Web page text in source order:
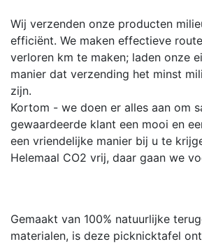
Wij verzenden onze producten
efficiënt. We maken effectieve
verloren km te maken; laden onze
manier dat verzending het minst
zijn.
Kortom - we doen er alles aan om
gewaardeerde klant een mooi en
een vriendelijke manier bij u te
Helemaal CO2 vrij, daar gaan we
Gemaakt van 100% natuurlijke
materialen, is deze picknicktafel